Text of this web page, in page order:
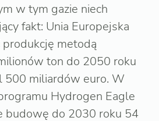
w tym gazie niech
fakt: Unia Europejska
metodą
ton do 2050 roku
500 miliardów euro. W
Hydrogen Eagle
budowę do 2030 roku 54